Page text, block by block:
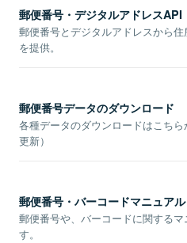
郵便番号・デジタルアドレスAPI
郵便番号とデジタルアドレスから
を提供。
郵便番号データのダウンロード
各種データのダウンロードはこち
更新）
郵便番号・バーコードマニュアル
郵便番号や、バーコードに関する
す。